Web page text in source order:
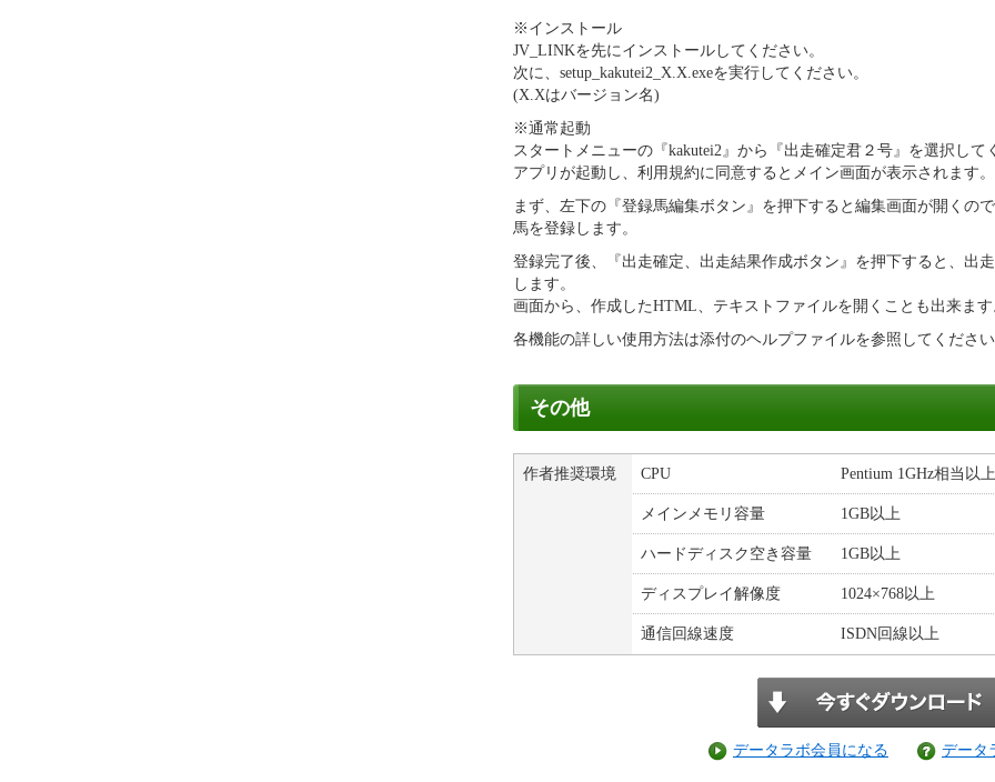
※インストール
JV_LINKを先にインストールしてください。
次に、setup_kakutei2_X.X.exeを実行してください。
(X.Xはバージョン名)
※通常起動
スタートメニューの『kakutei2』から『出走確定君２号』を選択して
アプリが起動し、利用規約に同意するとメイン画面が表示されます。
まず、左下の『登録馬編集ボタン』を押下すると編集画面が開くの
馬を登録します。
登録完了後、『出走確定、出走結果作成ボタン』を押下すると、出
します。
画面から、作成したHTML、テキストファイルを開くことも出来ます
各機能の詳しい使用方法は添付のヘルプファイルを参照してください
その他
作者推奨環境 CPU Pentium 1GHz相当以上
メインメモリ容量 1GB以上
ハードディスク空き容量 1GB以上
ディスプレイ解像度 1024×768以上
通信回線速度 ISDN回線以上
データラボ会員になる データ